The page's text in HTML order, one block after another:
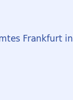
Frankfurt in